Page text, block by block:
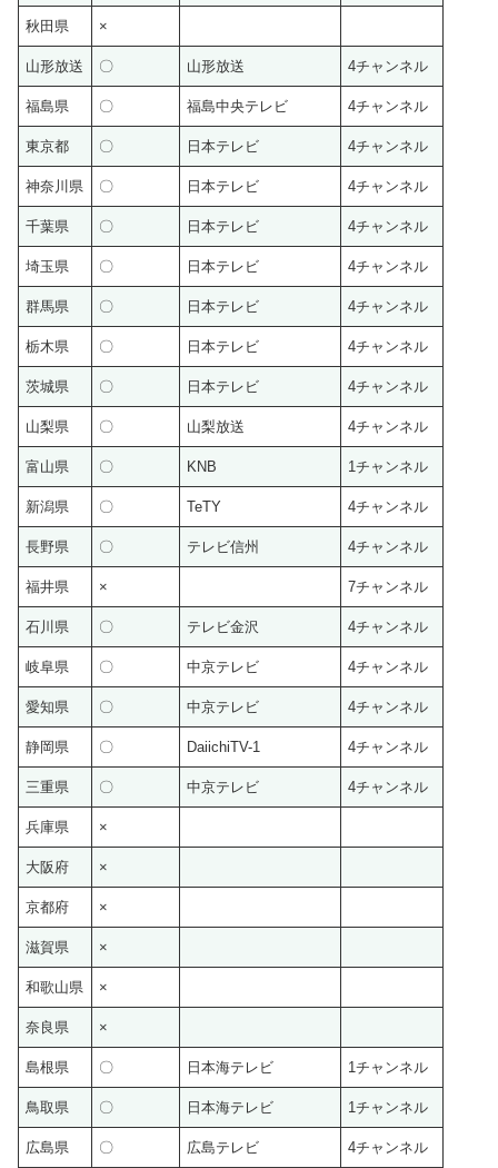
秋田県 ×
山形放送 〇 山形放送 4チャンネル
福島県 〇 福島中央テレビ 4チャンネル
東京都 〇 日本テレビ 4チャンネル
神奈川県 〇 日本テレビ 4チャンネル
千葉県 〇 日本テレビ 4チャンネル
埼玉県 〇 日本テレビ 4チャンネル
群馬県 〇 日本テレビ 4チャンネル
栃木県 〇 日本テレビ 4チャンネル
茨城県 〇 日本テレビ 4チャンネル
山梨県 〇 山梨放送 4チャンネル
富山県 〇 KNB 1チャンネル
新潟県 〇 TeTY 4チャンネル
長野県 〇 テレビ信州 4チャンネル
福井県 × 7チャンネル
石川県 〇 テレビ金沢 4チャンネル
岐阜県 〇 中京テレビ 4チャンネル
愛知県 〇 中京テレビ 4チャンネル
静岡県 〇 DaiichiTV-1 4チャンネル
三重県 〇 中京テレビ 4チャンネル
兵庫県 ×
大阪府 ×
京都府 ×
滋賀県 ×
和歌山県 ×
奈良県 ×
島根県 〇 日本海テレビ 1チャンネル
鳥取県 〇 日本海テレビ 1チャンネル
広島県 〇 広島テレビ 4チャンネル